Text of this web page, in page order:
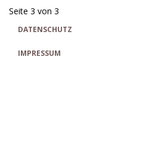
Seite 3 von 3
DATENSCHUTZ
IMPRESSUM